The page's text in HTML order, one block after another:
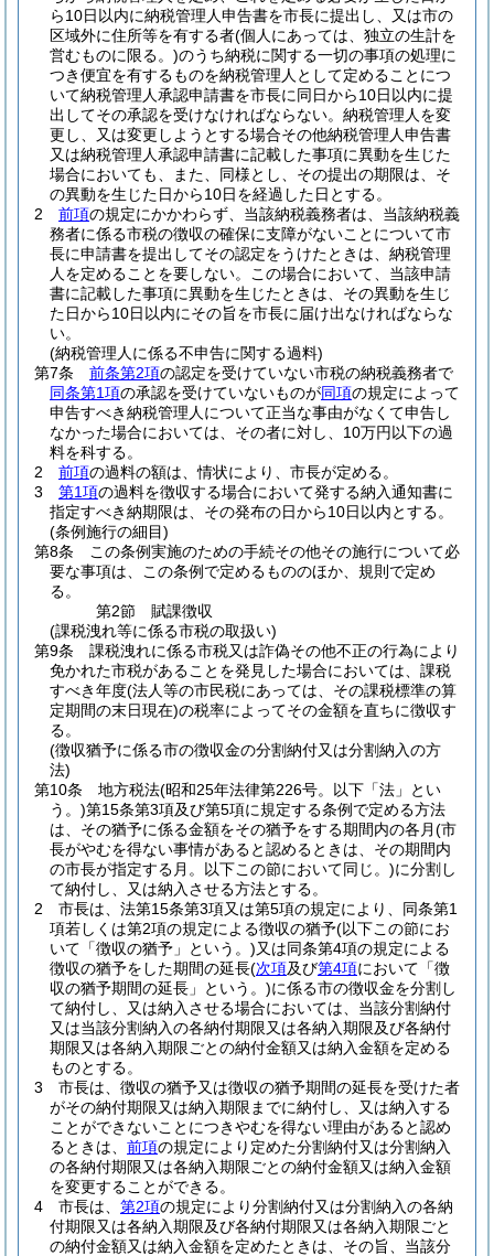
ら10日以内に納税管理人申告書を市長に提出し、又は市の
区域外に住所等を有する者(個人にあっては、独立の生計を
営むものに限る。)のうち納税に関する一切の事項の処理に
つき便宜を有するものを納税管理人として定めることにつ
いて納税管理人承認申請書を市長に同日から10日以内に提
出してその承認を受けなければならない。 納税管理人を変
更し、又は変更しようとする場合その他納税管理人申告書
又は納税管理人承認申請書に記載した事項に異動を生じた
場合においても、また、同様とし、その提出の期限は、そ
の異動を生じた日から10日を経過した日とする。
2
前項の規定にかかわらず、当該納税義務者は、当該納税義
務者に係る市税の徴収の確保に支障がないことについて市
長に申請書を提出してその認定をうけたときは、納税管理
人を定めることを要しない。
この場合において、当該申請
書に記載した事項に異動を生じたときは、その異動を生じ
た日から10日以内にその旨を市長に届け出なければならな
い。
(納税管理人に係る不申告に関する過料)
第7条
前条第2項の認定を受けていない市税の納税義務者で
同条第1項の承認を受けていないものが同項の規定によって
申告すべき納税管理人について正当な事由がなくて申告し
なかった場合においては、その者に対し、10万円以下の過
料を科する。
2
前項の過料の額は、情状により、市長が定める。
3
第1項の過料を徴収する場合において発する納入通知書に
指定すべき納期限は、その発布の日から10日以内とする。
(条例施行の細目)
第8条
この条例実施のための手続その他その施行について必
要な事項は、この条例で定めるもののほか、規則で定め
る。
第2節
賦課徴収
(課税洩れ等に係る市税の取扱い)
第9条
課税洩れに係る市税又は詐偽その他不正の行為により
免かれた市税があることを発見した場合においては、課税
すべき年度(法人等の市民税にあっては、その課税標準の算
定期間の末日現在)の税率によってその金額を直ちに徴収す
る。
(徴収猶予に係る市の徴収金の分割納付又は分割納入の方
法)
第10条
地方税法(昭和25年法律第226号。以下「法」とい
う。)第15条第3項及び第5項に規定する条例で定める方法
は、その猶予に係る金額をその猶予をする期間内の各月(市
長がやむを得ない事情があると認めるときは、その期間内
の市長が指定する月。以下この節において同じ。)に分割し
て納付し、又は納入させる方法とする。
2
市長は、法第15条第3項又は第5項の規定により、同条第1
項若しくは第2項の規定による徴収の猶予(以下この節にお
いて「徴収の猶予」という。)又は同条第4項の規定による
徴収の猶予をした期間の延長(次項及び第4項において「徴
収の猶予期間の延長」という。)に係る市の徴収金を分割し
て納付し、又は納入させる場合においては、当該分割納付
又は当該分割納入の各納付期限又は各納入期限及び各納付
期限又は各納入期限ごとの納付金額又は納入金額を定める
ものとする。
3
市長は、徴収の猶予又は徴収の猶予期間の延長を受けた者
がその納付期限又は納入期限までに納付し、又は納入する
ことができないことにつきやむを得ない理由があると認め
るときは、 前項の規定により定めた分割納付又は分割納入
の各納付期限又は各納入期限ごとの納付金額又は納入金額
を変更することができる。
4
市長は、 第2項の規定により分割納付又は分割納入の各納
付期限又は各納入期限及び各納付期限又は各納入期限ごと
の納付金額又は納入金額を定めたときは、その旨、当該分